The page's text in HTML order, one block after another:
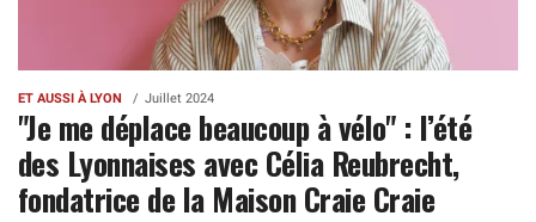
ET AUSSI À LYON Juillet 2024
"Je me déplace beaucoup à vélo" : l’été
des Lyonnaises avec Célia Reubrecht,
fondatrice de la Maison Craie Craie